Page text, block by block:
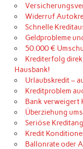
Widerruf
Schnelle
Geldprobleme
50.000 €
Krediterfolg
Hausbank!
Urlaubskredit –
Kreditproblem
Bank verweigert
Überziehung
Seriöse
Kredit
Ballonrate oder